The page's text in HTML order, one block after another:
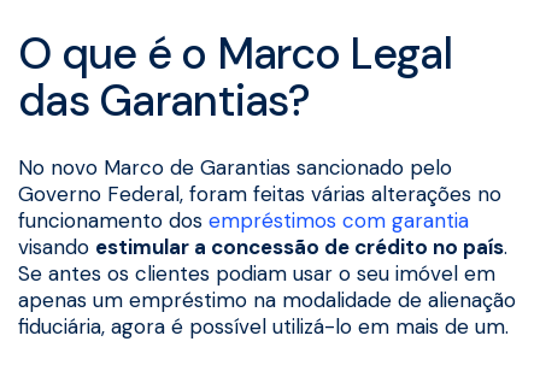
O que é o Marco Legal
das Garantias?
No novo Marco de Garantias sancionado pelo
Governo Federal, foram feitas várias alterações no
funcionamento dos empréstimos com garantia
visando estimular a concessão de crédito no país.
Se antes os clientes podiam usar o seu imóvel em
apenas um empréstimo na modalidade de alienação
fiduciária, agora é possível utilizá-lo em mais de um.